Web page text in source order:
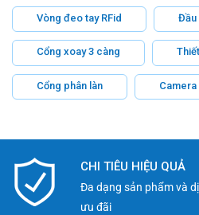
Vòng đeo tay RFid Đầu
Cổng xoay 3 càng
Cổng phân làn
CHI TIÊU HIỆU QUẢ
Đa dạng sản phẩm và
ưu đãi